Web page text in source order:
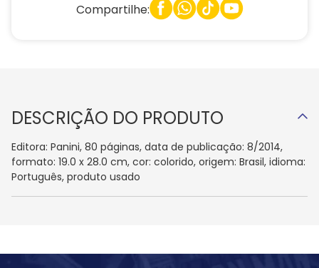
Compartilhe:
DESCRIÇÃO DO PRODUTO
Editora: Panini, 80 páginas, data de publicação: 8/2014,
formato: 19.0 x 28.0 cm, cor: colorido, origem: Brasil, idioma:
Português, produto usado